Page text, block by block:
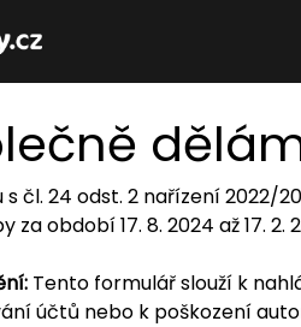
s čl. 24 odst. 2 nařízení
za období 17. 8. 2024 až 17.
Tento formulář slouží k
účtů nebo k poškození